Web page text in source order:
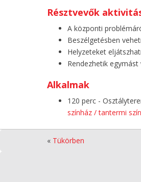
Résztvevők
A központi
Beszélgetésben
Helyzeteket
Rendezhetik
Alkalmak
120 perc -
színház / tantermi
« Tükörben